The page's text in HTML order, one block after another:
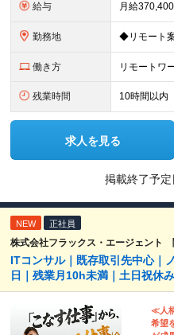
給与
勤務地
働き方 リモートワ
残業時間 10時間以内
求人を見る
掲載終了予定
NEW 正社員
株式会社フラックス・エージェント
ITコンサル｜既存取引先中心｜
日｜残業月10h未満｜土日祝休
≪人
希望